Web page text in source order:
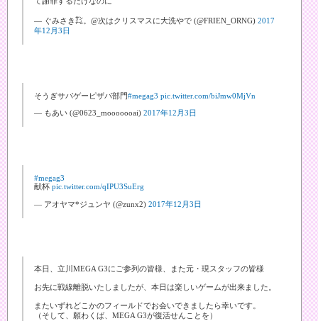
— ぐみさき㌠。@次はクリスマスに大洗やで (@FRIEN_ORNG) 2017
年12月3日
そうぎサバゲーピザパ部門#megag3 pic.twitter.com/biJmw0MjVn
— もあい (@0623_mooooooai) 2017年12月3日
#megag3
献杯 pic.twitter.com/qIPU3SuErg
— アオヤマ*ジュンヤ (@zunx2) 2017年12月3日
本日、立川MEGA G3にご参列の皆様、また元・現スタッフの皆様
お先に戦線離脱いたしましたが、本日は楽しいゲームが出来ました。
またいずれどこかのフィールドでお会いできましたら幸いです。
（そして、願わくば、MEGA G3が復活せんことを）